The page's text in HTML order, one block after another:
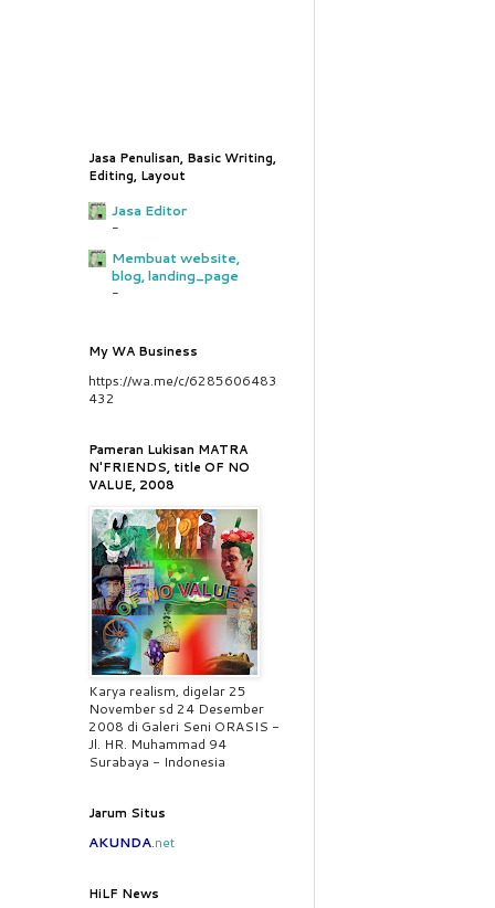
Jasa Penulisan, Basic Writing,
Editing, Layout
Jasa Editor
-
Membuat website,
blog, landing_page
-
My WA Business
https://wa.me/c/6285606483
432
Pameran Lukisan MATRA
N'FRIENDS, title OF NO
VALUE, 2008
Karya realism, digelar 25
November sd 24 Desember
2008 di Galeri Seni ORASIS -
Jl. HR. Muhammad 94
Surabaya - Indonesia
Jarum Situs
AKUNDA.net
HiLF News